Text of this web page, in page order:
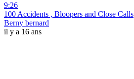
9:26
100 Accidents , Bloopers and Close Calls
Berny bernard
il y a 16 ans